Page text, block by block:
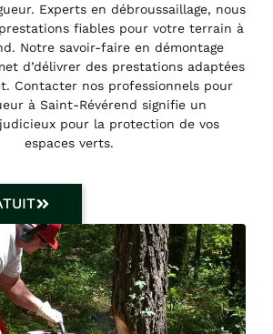
Experts en débroussaillage, nous
fiables pour votre terrain à
Notre savoir-faire en démontage
d’délivrer des prestations adaptées
Contacter nos professionnels pour
à Saint-Révérend signifie un
pour la protection de vos
espaces verts.